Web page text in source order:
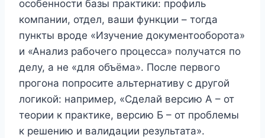
особенности базы практики: профиль
компании, отдел, ваши функции – тогда
пункты вроде «Изучение документооборота»
и «Анализ рабочего процесса» получатся по
делу, а не «для объёма». После первого
прогона попросите альтернативу с другой
логикой: например, «Сделай версию А – от
теории к практике, версию Б – от проблемы
к решению и валидации результата».